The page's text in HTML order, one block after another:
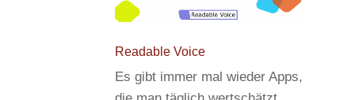
Readable Voice
Es gibt immer mal wieder Apps,